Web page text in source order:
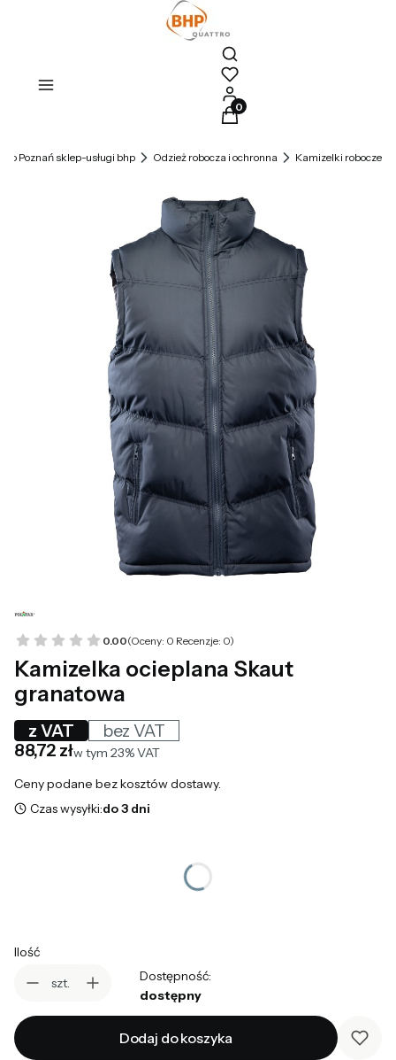
Otwórz wyszukiwarkę
Produkty w koszyku: 0.
Poznań sklep-usługi bhp Odzież robocza i ochronna Kamizelki robocze
0.00(Oceny: 0 Recenzje: 0)
Kamizelka ocieplana Skaut
granatowa
z VAT
bez VAT
Cena
88,72 złw tym 23% VAT
w tym 23%VAT
Ceny podane bez kosztów dostawy.
Czas wysyłki:do 3 dni
Rozmiar wzrost / klatka / pas
Ilość
szt.
Dostępność:
dostępny
Dodaj do koszyka